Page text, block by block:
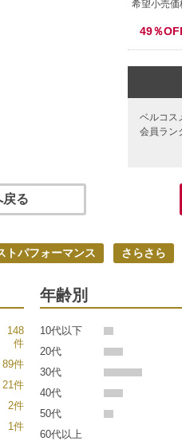
希望小売
49％
ベルコス
会員ラン
戻る
トパフォーマンス さらさら
148
件
89件
21件
2件
1件
年齢別
10代以下
20代
30代
40代
50代
60代以上